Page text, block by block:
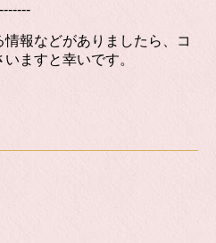
報などがありましたら、コ
ますと幸いです。